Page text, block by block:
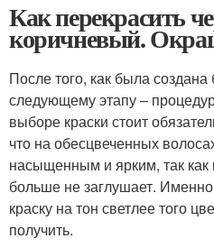
Как перекрасить
коричневый.
После того, как была
следующему этапу –
выборе краски стоит
что на обесцвеченных
насыщенным и ярким, так как
больше не заглушает.
краску на тон светлее того
получить.